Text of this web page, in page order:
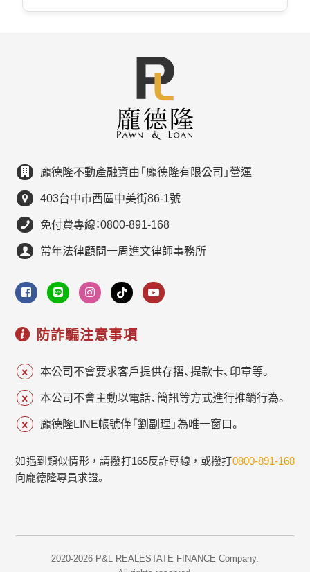
龐德隆不動產融資由「龐德隆有限公司」營運
403台中市西區中美街86-1號
免付費專線：0800-891-168
常年法律顧問一周進文律師事務所
防詐騙注意事項
本公司不會要求客戶提供存摺、提款卡、印章等。
本公司不會主動以電話、簡訊等方式進行推銷行為。
龐德隆LINE帳號僅「劉副理」為唯一窗口。
如遇到類似情形，請撥打165反詐專線，或撥打0800-891-168
向龐德隆專員求證。
2020-2026 P&L REALESTATE FINANCE Company.